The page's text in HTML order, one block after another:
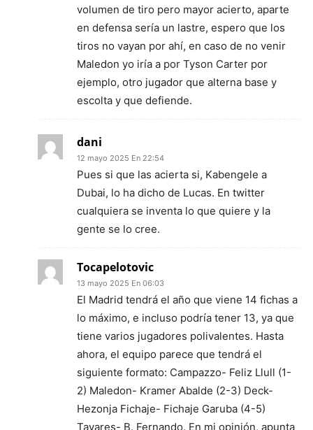
volumen de tiro pero mayor acierto, aparte
en defensa sería un lastre, espero que los
tiros no vayan por ahí, en caso de no venir
Maledon yo iría a por Tyson Carter por
ejemplo, otro jugador que alterna base y
escolta y que defiende.
dani
12 mayo 2025 En 22:54
Pues si que las acierta si, Kabengele a
Dubai, lo ha dicho de Lucas. En twitter
cualquiera se inventa lo que quiere y la
gente se lo cree.
Tocapelotovic
13 mayo 2025 En 06:03
El Madrid tendrá el año que viene 14 fichas a
lo máximo, e incluso podría tener 13, ya que
tiene varios jugadores polivalentes. Hasta
ahora, el equipo parece que tendrá el
siguiente formato: Campazzo- Feliz Llull (1-
2) Maledon- Kramer Abalde (2-3) Deck-
Hezonja Fichaje- Fichaje Garuba (4-5)
Tavares- B. Fernando. En mi opinión, apunta